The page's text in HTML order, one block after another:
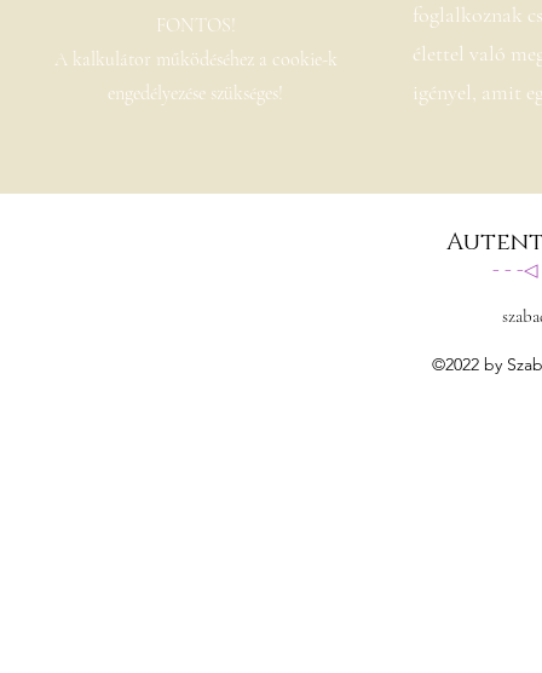
FONTOS!
A kalkulátor működéséhez a cookie-k
engedélyezése szükséges!
foglalkoznak
élettel való
igényel, amit
- - -◁
©2022 by